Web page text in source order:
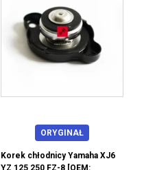
ORYGINAŁ
Korek chłodnicy Yamaha XJ6
YZ 125 250 FZ-8 [OEM: